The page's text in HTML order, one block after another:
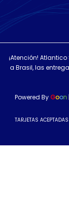
¡Atención!
a Brasil, las
Powered By Goon
TARJETAS ACEPTADAS